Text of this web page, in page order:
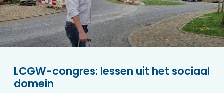
LCGW-congres: lessen uit het sociaal
domein